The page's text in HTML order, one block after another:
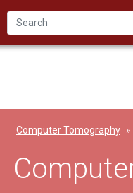
Computer Tomography